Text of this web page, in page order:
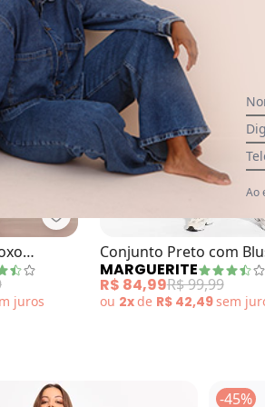
Malha com Bordados de Coração
Marguerite - Conjunto Xadrez
Size
juros
Conjunto Preto com
Calça Plus Size
MARGUERITE
R$ 84,99R$ 99,99
ou 2xde R$ 42,49sem
-45%
Ao